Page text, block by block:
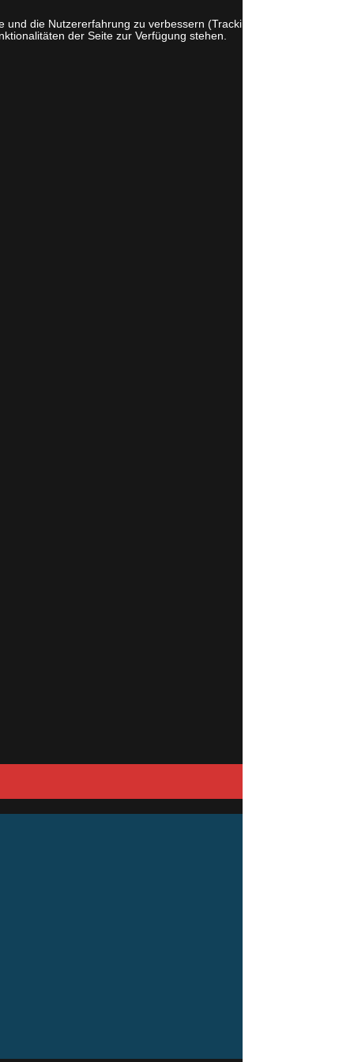
die Nutzererfahrung zu verbessern (Tracking Cookies). Sie
der Seite zur Verfügung stehen.